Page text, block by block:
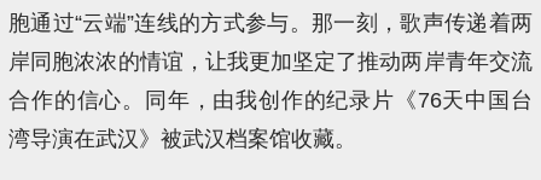
胞通过“云端”连线的方式参与。那一刻，歌声传递着两
岸同胞浓浓的情谊，让我更加坚定了推动两岸青年交流
合作的信心。同年，由我创作的纪录片《76天中国台
湾导演在武汉》被武汉档案馆收藏。